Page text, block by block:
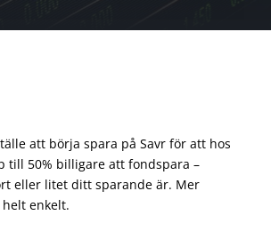
att börja spara på Savr för att hos
till 50% billigare att fondspara –
eller litet ditt sparande är. Mer
enkelt.